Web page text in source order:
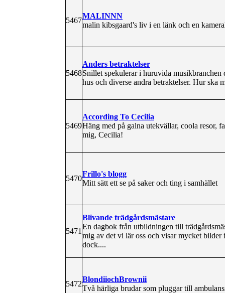
5467
MALINNN
malin kibsgaard's liv i en länk och en
5468
Anders betraktelser
Snillet spekulerar i huruvida
hus och diverse andra betraktelser. Hur ska
5469
According To Cecilia
Häng med på galna utekvällar, coola resor,
mig, Cecilia!
5470
Frillo's blogg
Mitt sätt ett se på saker och ting i samhället
5471
Blivande trädgårdsmästare
En dagbok från utbildningen till
mig av det vi lär oss och visar mycket
dock....
5472
BlondiiochBrownii
Två härliga brudar som pluggar till